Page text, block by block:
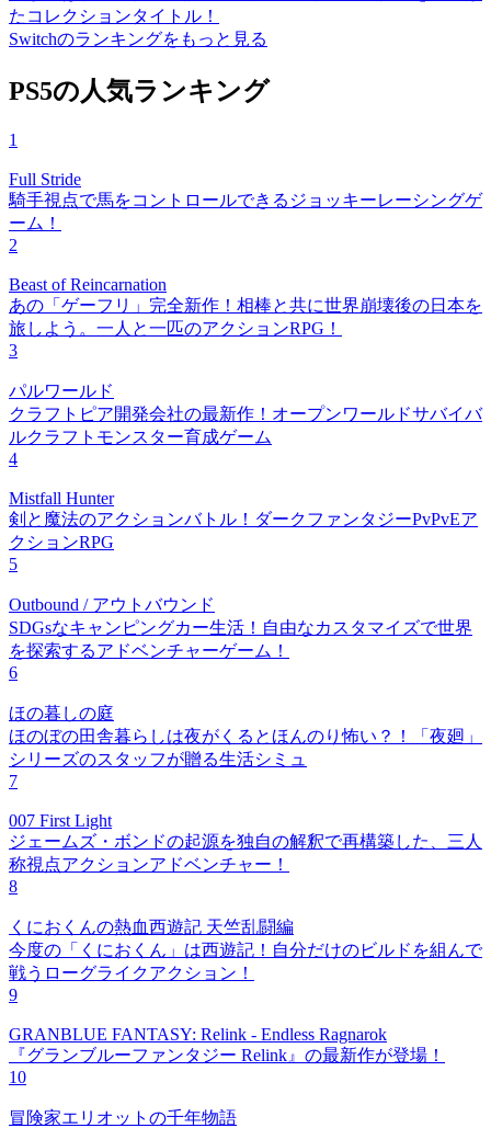
たコレクションタイトル！
Switchのランキングをもっと見る
PS5の人気ランキング
1
Full Stride
騎手視点で馬をコントロールできるジョッキーレーシングゲ
ーム！
2
Beast of Reincarnation
あの「ゲーフリ」完全新作！相棒と共に世界崩壊後の日本を
旅しよう。一人と一匹のアクションRPG！
3
パルワールド
クラフトピア開発会社の最新作！オープンワールドサバイバ
ルクラフトモンスター育成ゲーム
4
Mistfall Hunter
剣と魔法のアクションバトル！ダークファンタジーPvPvEア
クションRPG
5
Outbound / アウトバウンド
SDGsなキャンピングカー生活！自由なカスタマイズで世界
を探索するアドベンチャーゲーム！
6
ほの暮しの庭
ほのぼの田舎暮らしは夜がくるとほんのり怖い？！「夜廻」
シリーズのスタッフが贈る生活シミュ
7
007 First Light
ジェームズ・ボンドの起源を独自の解釈で再構築した、三人
称視点アクションアドベンチャー！
8
くにおくんの熱血西遊記 天竺乱闘編
今度の「くにおくん」は西遊記！自分だけのビルドを組んで
戦うローグライクアクション！
9
GRANBLUE FANTASY: Relink - Endless Ragnarok
『グランブルーファンタジー Relink』の最新作が登場！
10
冒険家エリオットの千年物語